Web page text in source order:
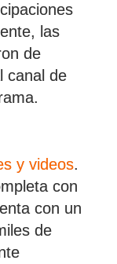
las
de
canal de
y videos.
con
con un
de